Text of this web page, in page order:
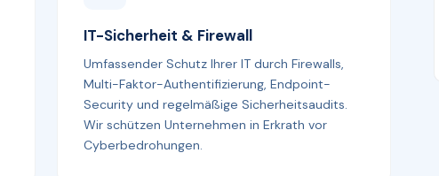
IT-Sicherheit & Firewall
Umfassender Schutz Ihrer IT durch Firewalls,
Multi-Faktor-Authentifizierung, Endpoint-
Security und regelmäßige Sicherheitsaudits.
Wir schützen Unternehmen in Erkrath vor
Cyberbedrohungen.